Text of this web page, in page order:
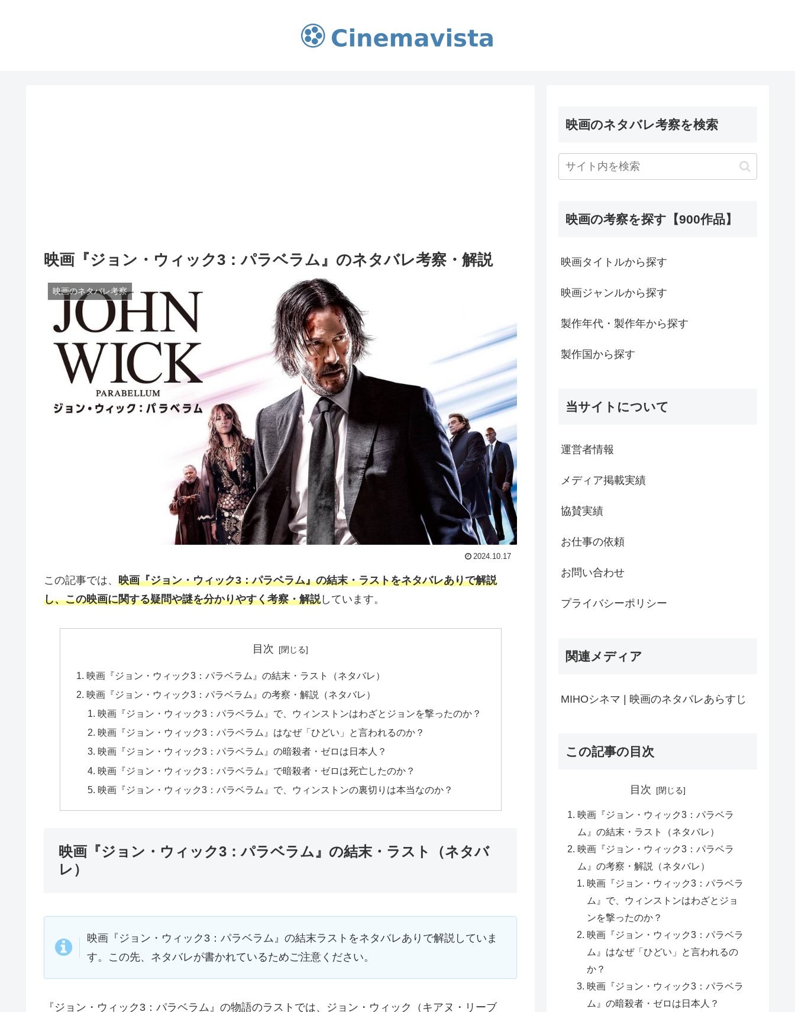
映画『ジョン・ウィック3：パラベラム』のネタバレ考察・解説
映画のネタバレ考察
2024.10.17
この記事では、 映画『ジョン・ウィック3：パラベラム』の結末・ラストをネタバレありで解説
し、この映画に関する疑問や謎を分かりやすく考察・解説しています。
目次
映画『ジョン・ウィック3：パラベラム』の結末・ラスト（ネタバレ）
映画『ジョン・ウィック3：パラベラム』の考察・解説（ネタバレ）
映画『ジョン・ウィック3：パラベラム』で、ウィンストンはわざとジョンを撃ったのか？
映画『ジョン・ウィック3：パラベラム』はなぜ「ひどい」と言われるのか？
映画『ジョン・ウィック3：パラベラム』の暗殺者・ゼロは日本人？
映画『ジョン・ウィック3：パラベラム』で暗殺者・ゼロは死亡したのか？
映画『ジョン・ウィック3：パラベラム』で、ウィンストンの裏切りは本当なのか？
映画『ジョン・ウィック3：パラベラム』の結末・ラスト（ネタバ
レ）
映画『ジョン・ウィック3：パラベラム』の結末ラストをネタバレありで解説していま
す。この先、ネタバレが書かれているためご注意ください。
『ジョン・ウィック3：パラベラム』の物語のラストでは、ジョン・ウィック（キアヌ・リーブ
映画のネタバレ考察を検索
映画の考察を探す【900作品】
映画タイトルから探す
映画ジャンルから探す
製作年代・製作年から探す
製作国から探す
当サイトについて
運営者情報
メディア掲載実績
協賛実績
お仕事の依頼
お問い合わせ
プライバシーポリシー
関連メディア
MIHOシネマ | 映画のネタバレあらすじ
この記事の目次
目次
映画『ジョン・ウィック3：パラベラ
ム』の結末・ラスト（ネタバレ）
映画『ジョン・ウィック3：パラベラ
ム』の考察・解説（ネタバレ）
映画『ジョン・ウィック3：パラベラ
ム』で、ウィンストンはわざとジョ
ンを撃ったのか？
映画『ジョン・ウィック3：パラベラ
ム』はなぜ「ひどい」と言われるの
か？
映画『ジョン・ウィック3：パラベラ
ム』の暗殺者・ゼロは日本人？